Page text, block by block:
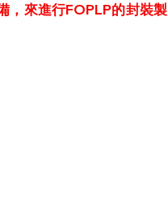
，來進行FOPLP的封裝製